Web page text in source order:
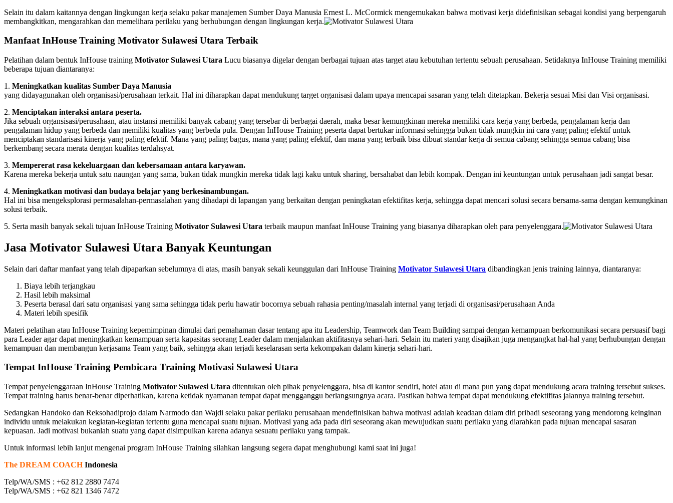
Selain itu dalam kaitannya dengan lingkungan kerja selaku pakar manajemen Sumber Daya Manusia Ernest L. McCormick mengemukakan bahwa motivasi kerja didefinisikan sebagai kondisi yang berpengaruh
membangkitkan, mengarahkan dan memelihara perilaku yang berhubungan dengan lingkungan kerja.
Manfaat InHouse Training Motivator Sulawesi Utara Terbaik
Pelatihan dalam bentuk InHouse training Motivator Sulawesi Utara Lucu biasanya digelar dengan berbagai tujuan atas target atau kebutuhan tertentu sebuah perusahaan. Setidaknya InHouse Training memiliki
beberapa tujuan diantaranya:
1. Meningkatkan kualitas Sumber Daya Manusia
yang didayagunakan oleh organisasi/perusahaan terkait. Hal ini diharapkan dapat mendukung target organisasi dalam upaya mencapai sasaran yang telah ditetapkan. Bekerja sesuai Misi dan Visi organisasi.
2. Menciptakan interaksi antara peserta.
Jika sebuah organsisasi/perusahaan, atau instansi memiliki banyak cabang yang tersebar di berbagai daerah, maka besar kemungkinan mereka memiliki cara kerja yang berbeda, pengalaman kerja dan
pengalaman hidup yang berbeda dan memiliki kualitas yang berbeda pula. Dengan InHouse Training peserta dapat bertukar informasi sehingga bukan tidak mungkin ini cara yang paling efektif untuk
menciptakan standarisasi kinerja yang paling efektif. Mana yang paling bagus, mana yang paling efektif, dan mana yang terbaik bisa dibuat standar kerja di semua cabang sehingga semua cabang bisa
berkembang secara merata dengan kualitas terdahsyat.
3. Mempererat rasa kekeluargaan dan kebersamaan antara karyawan.
Karena mereka bekerja untuk satu naungan yang sama, bukan tidak mungkin mereka tidak lagi kaku untuk sharing, bersahabat dan lebih kompak. Dengan ini keuntungan untuk perusahaan jadi sangat besar.
4. Meningkatkan motivasi dan budaya belajar yang berkesinambungan.
Hal ini bisa mengeksplorasi permasalahan-permasalahan yang dihadapi di lapangan yang berkaitan dengan peningkatan efektifitas kerja, sehingga dapat mencari solusi secara bersama-sama dengan kemungkinan
solusi terbaik.
5. Serta masih banyak sekali tujuan InHouse Training Motivator Sulawesi Utara terbaik maupun manfaat InHouse Training yang biasanya diharapkan oleh para penyelenggara.
Jasa Motivator Sulawesi Utara Banyak Keuntungan
Selain dari daftar manfaat yang telah dipaparkan sebelumnya di atas, masih banyak sekali keunggulan dari InHouse Training Motivator Sulawesi Utara dibandingkan jenis training lainnya, diantaranya:
Biaya lebih terjangkau
Hasil lebih maksimal
Peserta berasal dari satu organisasi yang sama sehingga tidak perlu hawatir bocornya sebuah rahasia penting/masalah internal yang terjadi di organisasi/perusahaan Anda
Materi lebih spesifik
Materi pelatihan atau InHouse Training kepemimpinan dimulai dari pemahaman dasar tentang apa itu Leadership, Teamwork dan Team Building sampai dengan kemampuan berkomunikasi secara persuasif bagi
para Leader agar dapat meningkatkan kemampuan serta kapasitas seorang Leader dalam menjalankan aktifitasnya sehari-hari. Selain itu materi yang disajikan juga mengangkat hal-hal yang berhubungan dengan
kemampuan dan membangun kerjasama Team yang baik, sehingga akan terjadi keselarasan serta kekompakan dalam kinerja sehari-hari.
Tempat InHouse Training Pembicara Training Motivasi Sulawesi Utara
Tempat penyelenggaraan InHouse Training Motivator Sulawesi Utara ditentukan oleh pihak penyelenggara, bisa di kantor sendiri, hotel atau di mana pun yang dapat mendukung acara training tersebut sukses.
Tempat training harus benar-benar diperhatikan, karena ketidak nyamanan tempat dapat mengganggu berlangsungnya acara. Pastikan bahwa tempat dapat mendukung efektifitas jalannya training tersebut.
Sedangkan Handoko dan Reksohadiprojo dalam Narmodo dan Wajdi selaku pakar perilaku perusahaan mendefinisikan bahwa motivasi adalah keadaan dalam diri pribadi seseorang yang mendorong keinginan
individu untuk melakukan kegiatan-kegiatan tertentu guna mencapai suatu tujuan. Motivasi yang ada pada diri seseorang akan mewujudkan suatu perilaku yang diarahkan pada tujuan mencapai sasaran
kepuasan. Jadi motivasi bukanlah suatu yang dapat disimpulkan karena adanya sesuatu perilaku yang tampak.
Untuk informasi lebih lanjut mengenai program InHouse Training silahkan langsung segera dapat menghubungi kami saat ini juga!
The DREAM COACHIndonesia
Telp/WA/SMS : +62 812 2880 7474
Telp/WA/SMS : +62 821 1346 7472